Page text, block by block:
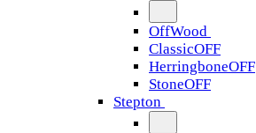
OffWood
ClassicOFF
HerringboneOFF
StoneOFF
Stepton